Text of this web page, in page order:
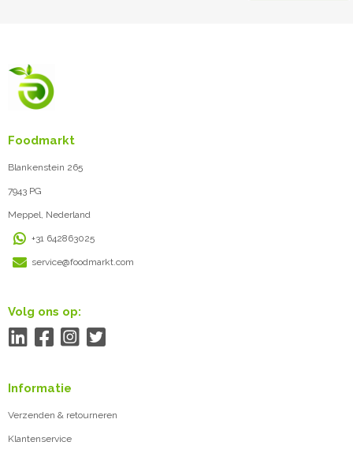
Foodmarkt
Blankenstein 265
7943 PG
Meppel, Nederland
+31 642863025
service@foodmarkt.com
Volg ons op:
Informatie
Verzenden & retourneren
Klantenservice